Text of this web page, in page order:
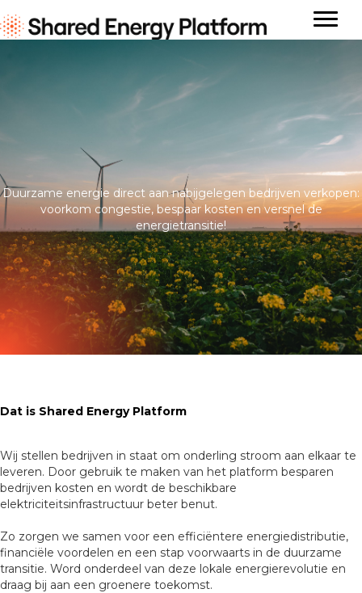
Duurzame energie direct aan nabijgelegen bedrijven verkopen:
voorkom congestie, bespaar kosten en versnel de
energietransitie!
Dat is Shared Energy Platform
Wij stellen bedrijven in staat om onderling stroom aan elkaar te
leveren. Door gebruik te maken van het platform besparen
bedrijven kosten en wordt de beschikbare
elektriciteitsinfrastructuur beter benut.
Zo zorgen we samen voor een efficiëntere energiedistributie,
financiële voordelen en een stap voorwaarts in de duurzame
transitie. Word onderdeel van deze lokale energierevolutie en
draag bij aan een groenere toekomst.